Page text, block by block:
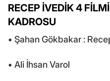
RECEP İVEDİK 4
KADROSU
• Şahan Gökbakar :
• Ali İhsan Varol